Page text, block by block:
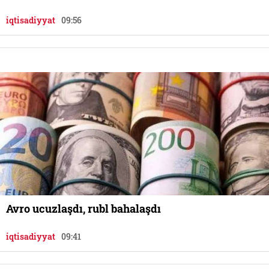
iqtisadiyyat 09:56
Avro ucuzlaşdı, rubl bahalaşdı
iqtisadiyyat 09:41